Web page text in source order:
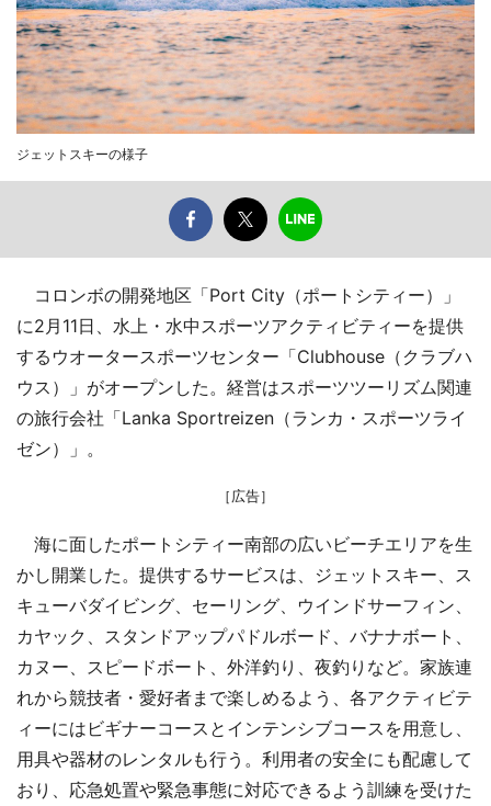
ジェットスキーの様子
コロンボの開発地区「Port City（ポートシティー）」
に2月11日、水上・水中スポーツアクティビティーを提供
するウオータースポーツセンター「Clubhouse（クラブハ
ウス）」がオープンした。経営はスポーツツーリズム関連
の旅行会社「Lanka Sportreizen（ランカ・スポーツライ
ゼン）」。
［広告］
海に面したポートシティー南部の広いビーチエリアを生
かし開業した。提供するサービスは、ジェットスキー、ス
キューバダイビング、セーリング、ウインドサーフィン、
カヤック、スタンドアップパドルボード、バナナボート、
カヌー、スピードボート、外洋釣り、夜釣りなど。家族連
れから競技者・愛好者まで楽しめるよう、各アクティビテ
ィーにはビギナーコースとインテンシブコースを用意し、
用具や器材のレンタルも行う。利用者の安全にも配慮して
おり、応急処置や緊急事態に対応できるよう訓練を受けた